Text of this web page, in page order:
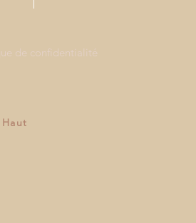
de confidentialité
Haut